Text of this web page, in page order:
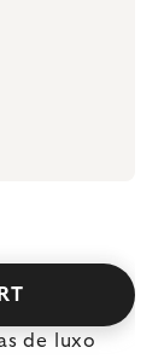
de luxo